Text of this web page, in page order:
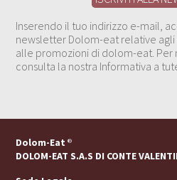
Inserendo il tuo indirizzo e-mail,
newsletter Dolom-eat relative
alle promozioni di dolom-eat. Per
consulta la nostra Informativa a
Dolom-Eat ®
DOLOM-EAT S.A.S DI CONTE